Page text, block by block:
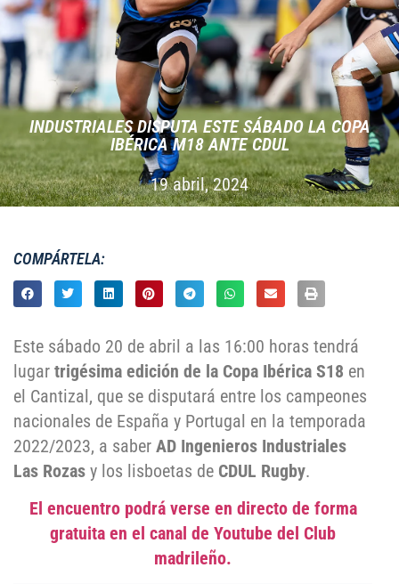
INDUSTRIALES DISPUTA ESTE SÁBADO LA COPA
IBÉRICA M18 ANTE CDUL
19 abril, 2024
COMPÁRTELA:
Este sábado 20 de abril a las 16:00 horas tendrá
lugar trigésima edición de la Copa Ibérica S18 en
el Cantizal, que se disputará entre los campeones
nacionales de España y Portugal en la temporada
2022/2023, a saber AD Ingenieros Industriales
Las Rozas y los lisboetas de CDUL Rugby.
El encuentro podrá verse en directo de forma
gratuita en el canal de Youtube del Club
madrileño.